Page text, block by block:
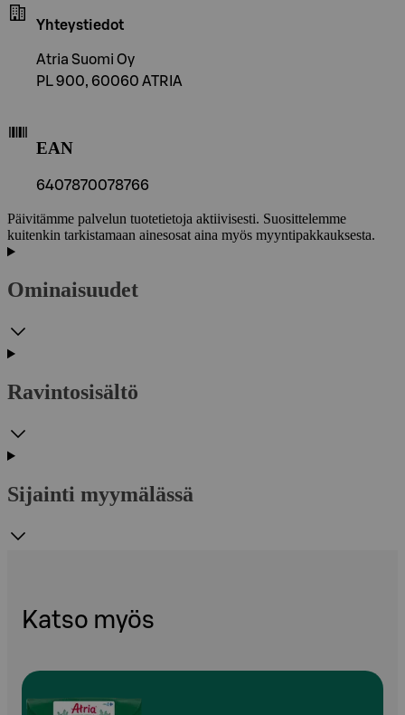
Yhteystiedot
Atria Suomi Oy
PL 900, 60060 ATRIA
EAN
6407870078766
Päivitämme palvelun tuotetietoja aktiivisesti. Suosittelemme
kuitenkin tarkistamaan ainesosat aina myös myyntipakkauksesta.
Ominaisuudet
Ravintosisältö
Sijainti myymälässä
Katso myös